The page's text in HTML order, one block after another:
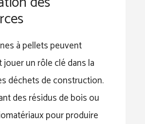
à pellets peuvent
jouer un rôle clé dans la
déchets de construction.
des résidus de bois ou
pour produire